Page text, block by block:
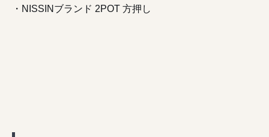
・NISSINブランド 2POT 方押し